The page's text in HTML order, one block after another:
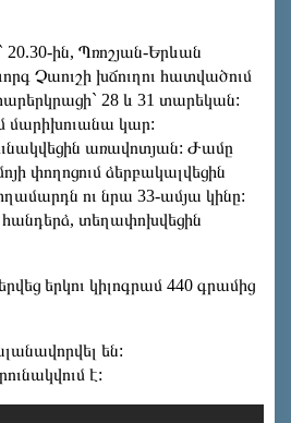
ին, Պռոշյան-Երևան
Չաուշի խճուղու հատվածում
28 և 31 տարեկան:
մարիխուանա կար:
առավոտյան: Ժամը
փողոցում ձերբակալվեցին
ու նրա 33-ամյա կինը:
հանդերձ, տեղափոխվեցին
երկու կիլոգրամ 440 գրամից
են:
է: